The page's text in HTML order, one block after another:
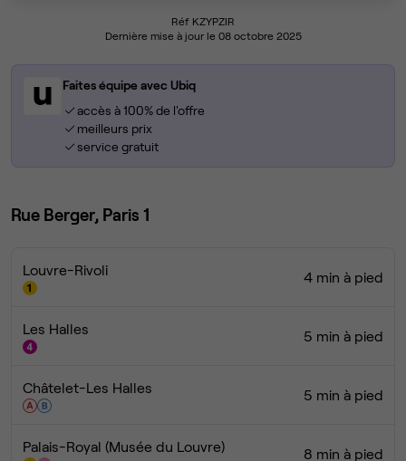
Réf KZYPZIR
Dernière mise à jour le 08 octobre 2025
Faites équipe avec Ubiq
accès à 100% de l'offre
meilleurs prix
service gratuit
Rue Berger, Paris 1
Louvre-Rivoli 4 min à pied
Les Halles 5 min à pied
Châtelet-Les Halles 5 min à pied
Palais-Royal (Musée du Louvre) 8 min à pied